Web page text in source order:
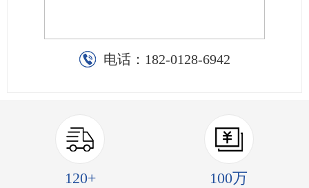
电话： 182-0128-6942
120+ 100万